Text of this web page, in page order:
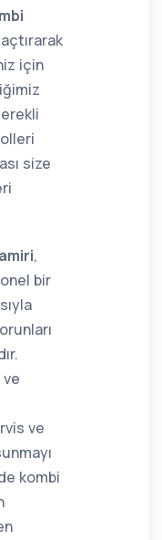
için
size
,
bir
ve
ve
kombi